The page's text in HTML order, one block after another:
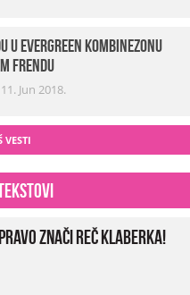
u Evergreen kombinezonu
frendu
11. Jun 2018.
VESTI
znači reč klaberka!